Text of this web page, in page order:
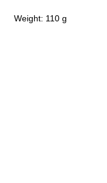
Weight: 110 g